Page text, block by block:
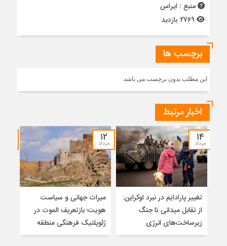
منبع : ایراس
برچسب ها
این مطلب بدون برچسب می باشد.
اخبار مرتبط
۱۴
مرداد
تغییر پارادایم در نبرد اوکراین:
از تقابل میدانی تا جنگ
زیرساخت‌های انرژی
۱۲
مرداد
میراث جهانی و سیاست
هویت؛ بازتعریف الموت در
ژئوپلتیک فرهنگی منطقه